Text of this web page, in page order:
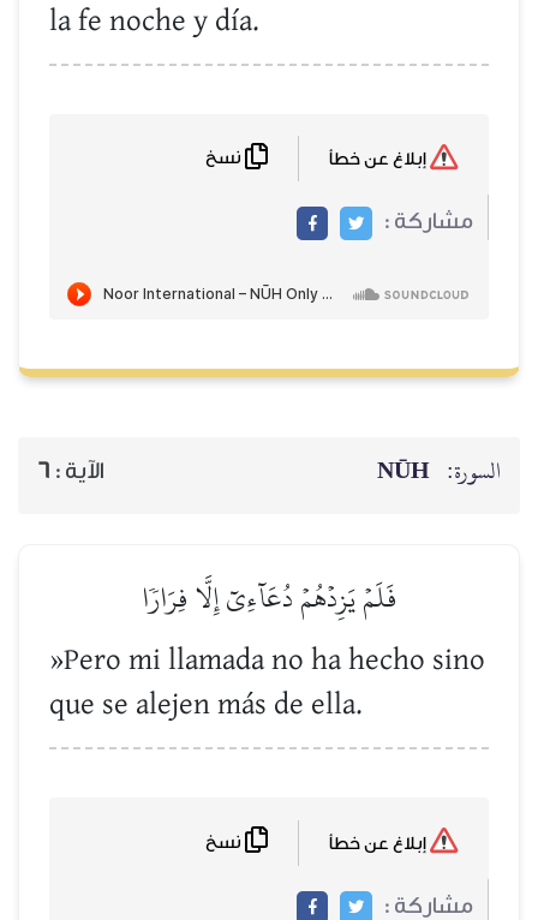
la fe noche y día.
مشاركة :
السورة: NŪH الآية : 6
فَلَمۡ يَزِدۡهُمۡ دُعَآءِيٓ إِلَّا فِرَارٗا
»Pero mi llamada no ha hecho sino
que se alejen más de ella.
مشاركة :